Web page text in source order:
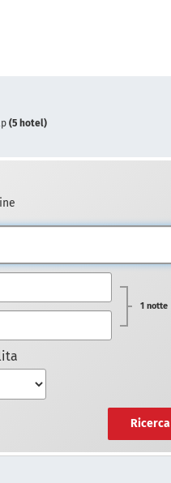
(5 hotel)
1 notte
Ricerca